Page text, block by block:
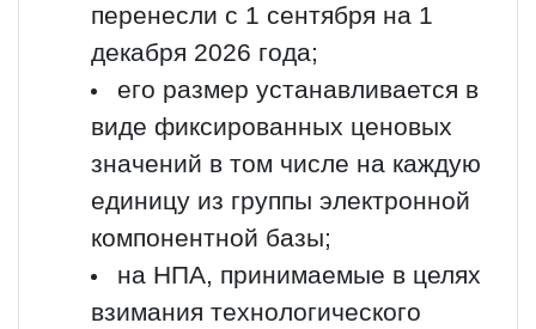
перенесли с 1 сентября на 1
декабря 2026 года;
его размер устанавливается в
виде фиксированных ценовых
значений в том числе на каждую
единицу из группы электронной
компонентной базы;
на НПА, принимаемые в целях
взимания технологического